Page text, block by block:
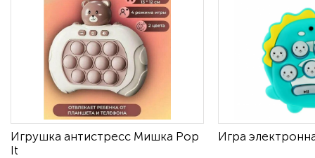
Игрушка антистресс Мишка Pop
It
Игра